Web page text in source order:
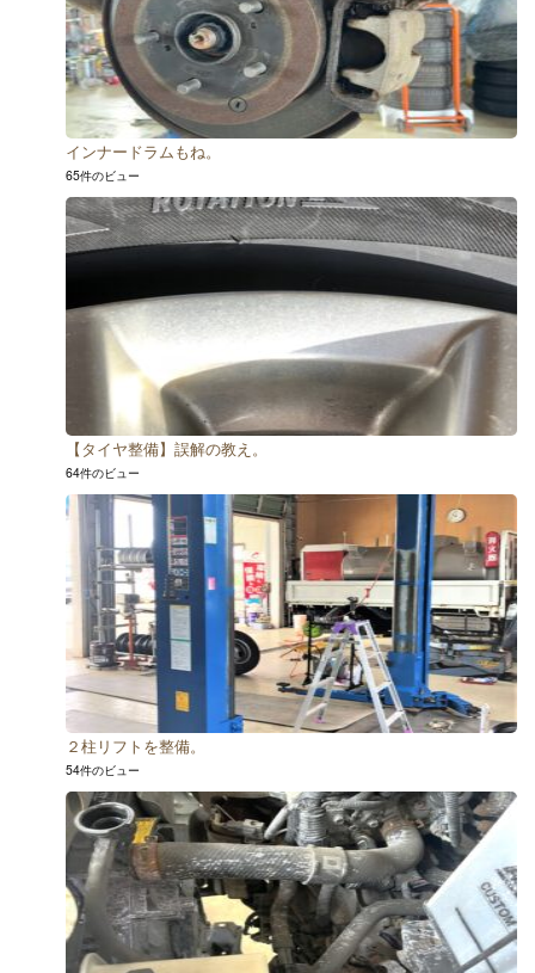
インナードラムもね。
65件のビュー
【タイヤ整備】誤解の教え。
64件のビュー
２柱リフトを整備。
54件のビュー